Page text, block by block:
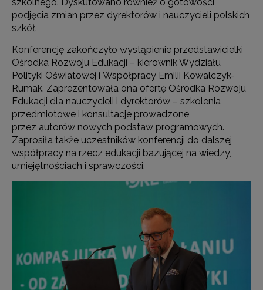
podjęcia zmian przez dyrektorów i nauczycieli polskich
szkół.
Konferencję zakończyło wystąpienie przedstawicielki
Ośrodka Rozwoju Edukacji – kierownik Wydziału
Polityki Oświatowej i Współpracy Emilii Kowalczyk-
Rumak. Zaprezentowała ona ofertę Ośrodka Rozwoju
Edukacji dla nauczycieli i dyrektorów – szkolenia
przedmiotowe i konsultacje prowadzone
przez autorów nowych podstaw programowych.
Zaprosiła także uczestników konferencji do dalszej
współpracy na rzecz edukacji bazującej na wiedzy,
umiejętnościach i sprawczości.